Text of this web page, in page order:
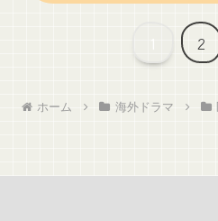
1 2
ホーム 海外ドラマ